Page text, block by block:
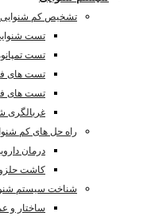
تشخیص کم شنوایی
تست
تست
تست های
تست های
غربالگری
راه حل های کم
درمان
کاشت
شناخت سیستم
ساختار و